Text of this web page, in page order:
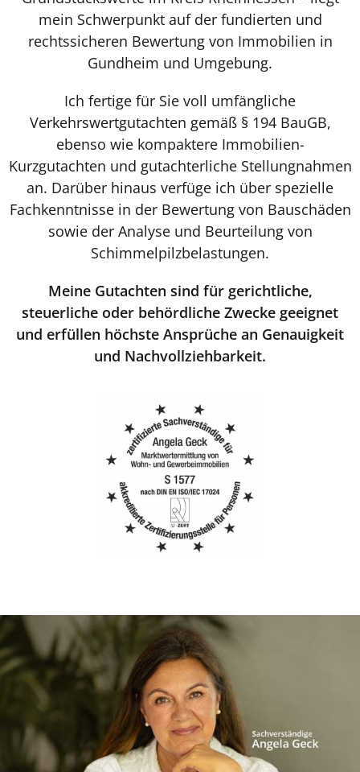
mein Schwerpunkt auf der fundierten und
rechtssicheren Bewertung von Immobilien in
Gundheim und Umgebung.
Ich fertige für Sie voll umfängliche
Verkehrswertgutachten gemäß § 194 BauGB,
ebenso wie kompaktere Immobilien-
Kurzgutachten und gutachterliche Stellungnahmen
an. Darüber hinaus verfüge ich über spezielle
Fachkenntnisse in der Bewertung von Bauschäden
sowie der Analyse und Beurteilung von
Schimmelpilzbelastungen.
Meine Gutachten sind für gerichtliche,
steuerliche oder behördliche Zwecke geeignet
und erfüllen höchste Ansprüche an Genauigkeit
und Nachvollziehbarkeit.